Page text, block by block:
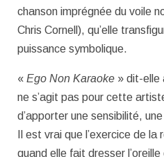
chanson imprégnée du voile
Chris Cornell), qu’elle
puissance symbolique.
« Ego Non Karaoke » dit-elle
ne s’agit pas pour cette
d’apporter une sensibilité,
Il est vrai que l’exercice de
quand elle fait dresser